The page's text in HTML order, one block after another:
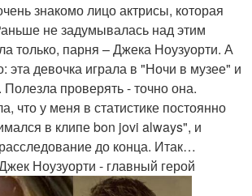
знакомо лицо актрисы, которая
не задумывалась над этим
только, парня – Джека Ноузуорти. А
эта девочка играла в "Ночи в музее" и
проверять - точно она.
что у меня в статистике постоянно
в клипе bon jovi always", и
до конца. Итак…
Ноузуорти - главный герой